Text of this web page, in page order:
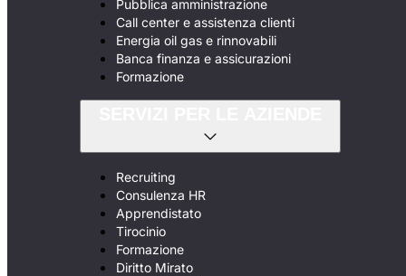
Pubblica amministrazione
Call center e assistenza clienti
Energia oil gas e rinnovabili
Banca finanza e assicurazioni
Formazione
Recruiting
Consulenza HR
Apprendistato
Tirocinio
Formazione
Diritto Mirato